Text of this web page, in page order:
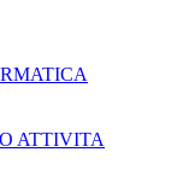
ATTIVITA